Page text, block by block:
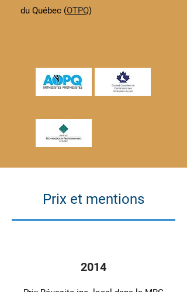
du Québec (OTPQ)
Prix et mentions
2014